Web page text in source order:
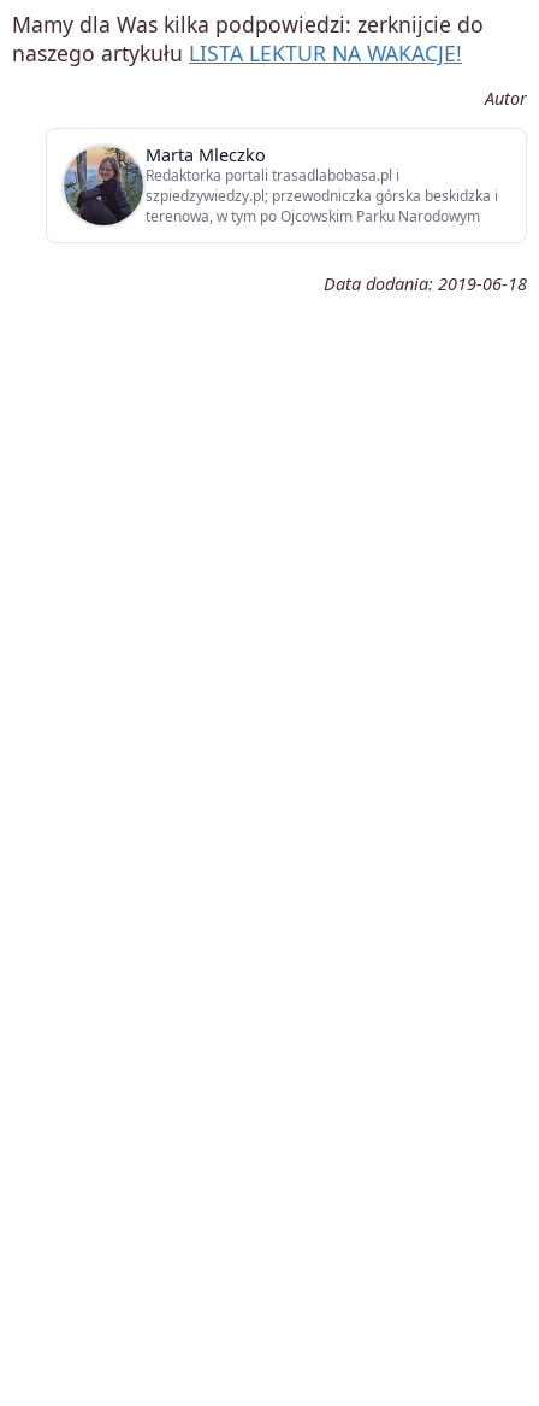
Mamy dla Was kilka podpowiedzi: zerknijcie do
naszego artykułu LISTA LEKTUR NA WAKACJE!
Autor
Marta Mleczko
Redaktorka portali trasadlabobasa.pl i
szpiedzywiedzy.pl; przewodniczka górska beskidzka i
terenowa, w tym po Ojcowskim Parku Narodowym
Data dodania: 2019-06-18